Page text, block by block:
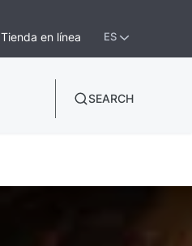
Tienda en línea ES
SEARCH